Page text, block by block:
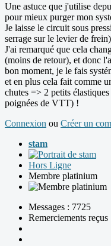
Une astuce que j'utilise
pour mieux purger mon
Je laisse le circuit sous
serrage sur le levier de frein)
J'ai remarqué que cela
(moins de retour), et donc
bon moment, je le fais
et en plus cela fait comme
chutes => 2 petits
poignées de VTT) !
Connexion ou Créer un
stam
Hors Ligne
Membre platinium
Messages : 7725
Remerciements reçus